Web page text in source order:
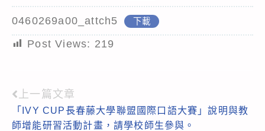
0460269a00_attch5 下載
Post Views: 219
Read
more
上一篇文章
「IVY CUP長春藤大學聯盟國際口語大賽」說明與教
師增能研習活動計畫，請學校師生參與。